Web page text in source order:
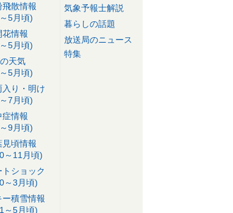
飛散情報
5月頃)
花情報
5月頃)
天気
5月頃)
入り・明け
7月頃)
症情報
9月頃)
見頃情報
～11月頃)
トショック
～3月頃)
ー積雪情報
～5月頃)
気象予報士解説
暮らしの話題
放送局のニュース
特集